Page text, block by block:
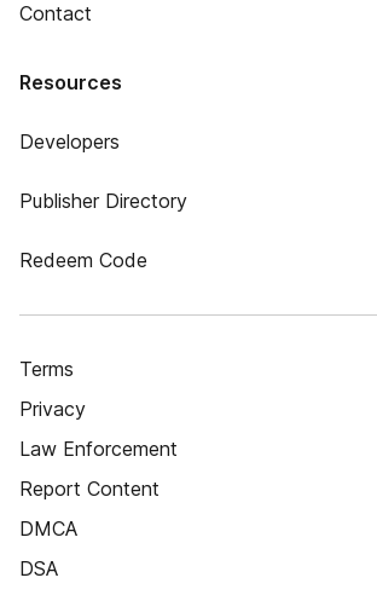
Contact
Resources
Developers
Publisher Directory
Redeem Code
Terms
Privacy
Law Enforcement
Report Content
DMCA
DSA